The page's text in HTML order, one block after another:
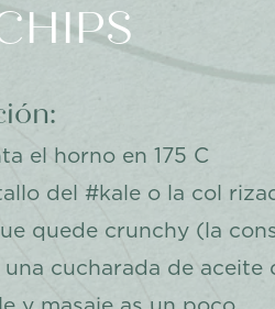
el horno en 175 C
del #kale o la col
quede crunchy (la
cucharada de aceite